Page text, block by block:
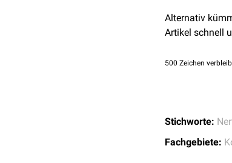
Alternativ
Artikel schnell
500 Zeichen
Stichworte:
Fachgebiete: